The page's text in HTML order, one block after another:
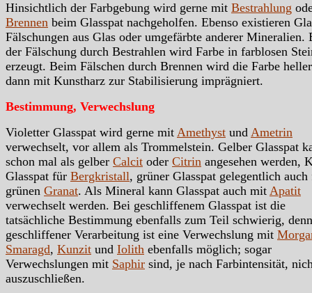
Hinsichtlich der Farbgebung wird gerne mit Bestrahlung
Brennen beim Glasspat nachgeholfen. Ebenso existieren
Fälschungen aus Glas oder umgefärbte anderer Mineralien.
der Fälschung durch Bestrahlen wird Farbe in farblosen
erzeugt. Beim Fälschen durch Brennen wird die Farbe
dann mit Kunstharz zur Stabilisierung imprägniert.
Bestimmung, Verwechslung
Violetter Glasspat wird gerne mit Amethyst und Ametrin
verwechselt, vor allem als Trommelstein. Gelber Glasspat
schon mal als gelber Calcit oder Citrin angesehen werden,
Glasspat für Bergkristall, grüner Glasspat gelegentlich auch
grünen Granat. Als Mineral kann Glasspat auch mit Apatit
verwechselt werden. Bei geschliffenem Glasspat ist die
tatsächliche Bestimmung ebenfalls zum Teil schwierig,
geschliffener Verarbeitung ist eine Verwechslung mit
Smaragd, Kunzit und Iolith ebenfalls möglich; sogar
Verwechslungen mit Saphir sind, je nach Farbintensität,
auszuschließen.